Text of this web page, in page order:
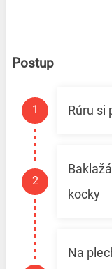
Postup
Rúru si
kocky
Na